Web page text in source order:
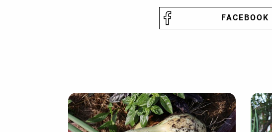
FACEBOOK